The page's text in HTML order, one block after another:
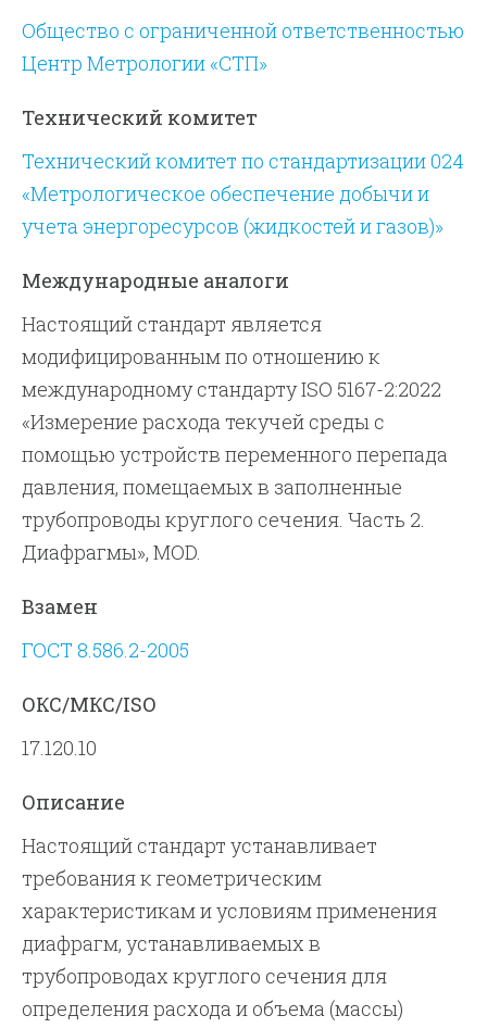
Общество с ограниченной ответственностью
Центр Метрологии «СТП»
Технический комитет
Технический комитет по стандартизации 024
«Метрологическое обеспечение добычи и
учета энергоресурсов (жидкостей и газов)»
Международные аналоги
Настоящий стандарт является
модифицированным по отношению к
международному стандарту ISO 5167-2:2022
«Измерение расхода текучей среды с
помощью устройств переменного перепада
давления, помещаемых в заполненные
трубопроводы круглого сечения. Часть 2.
Диафрагмы», MOD.
Взамен
ГОСТ 8.586.2-2005
ОКС/МКС/ISO
17.120.10
Описание
Настоящий стандарт устанавливает
требования к геометрическим
характеристикам и условиям применения
диафрагм, устанавливаемых в
трубопроводах круглого сечения для
определения расхода и объема (массы)